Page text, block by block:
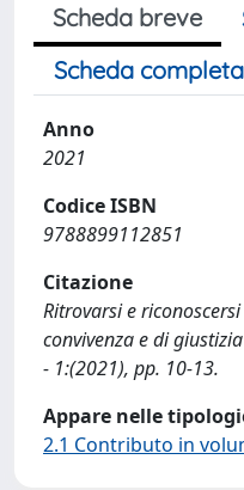
Scheda breve
Scheda
Anno
2021
Codice ISBN
9788899112851
Citazione
Ritrovarsi e
convivenza e di
- 1:(2021), pp. 10-13.
Appare nelle
2.1 Contributo in